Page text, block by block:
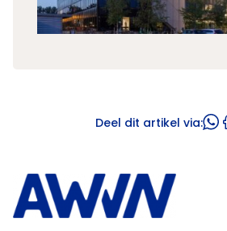
Deel dit artikel via: